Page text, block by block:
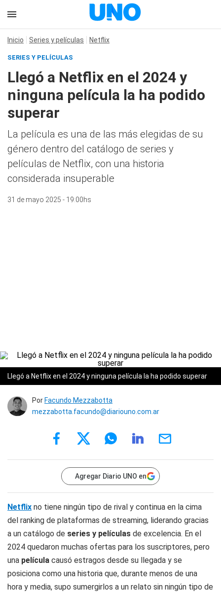
Inicio Series y películas Netflix
SERIES Y PELÍCULAS
Llegó a Netflix en el 2024 y
ninguna película la ha podido
superar
La película es una de las más elegidas de su
género dentro del catálogo de series y
películas de Netflix, con una historia
considerada insuperable
31 de mayo 2025 - 19:00hs
Llegó a Netflix en el 2024 y ninguna película la ha podido superar
Por Facundo Mezzabotta
mezzabotta.facundo@diariouno.com.ar
Agregar Diario UNO en
Netflix no tiene ningún tipo de rival y continua en la cima
del ranking de plataformas de streaming, liderando gracias
a un catálogo de series y películas de excelencia. En el
2024 quedaron muchas ofertas para los suscriptores, pero
una película causó estragos desde su llegada y se
posiciona como una historia que, durante menos de una
hora y media, supo sumergirlos a un relato sin ningún tipo de